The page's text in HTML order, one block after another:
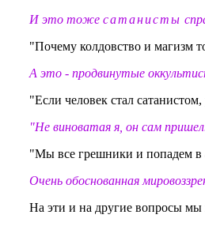
И это тожесатанисты
"Почему колдовство и магизм
А это - продвинутые
"Если человек стал
"Не виноватая я, он сам
"Мы все грешники и попадем в
Очень обоснованная
На эти и на другие вопросы мы